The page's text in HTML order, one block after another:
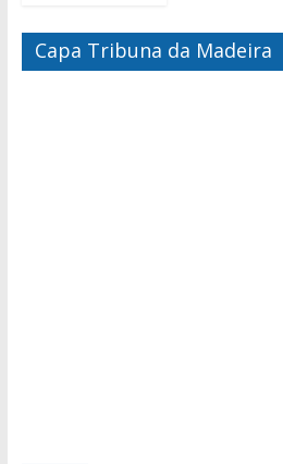
Capa Tribuna da Madeira